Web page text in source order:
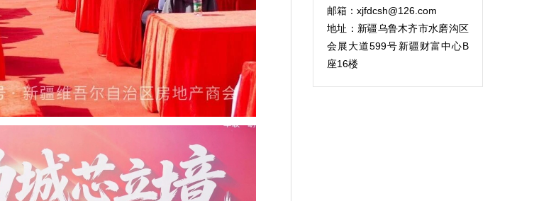
邮箱：xjfdcsh@126.com
地址：新疆乌鲁木齐市水磨沟区
会展大道599号新疆财富中心B
座16楼